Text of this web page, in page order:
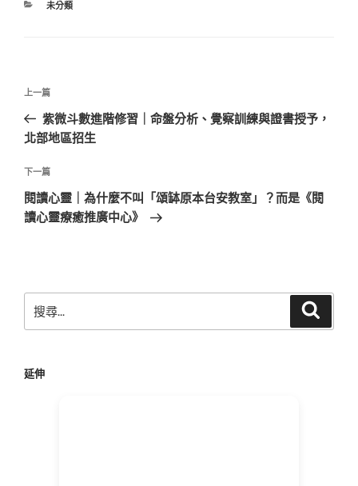
分
未分類
文
導
覽
上
一
篇
章
上一篇
紫微斗數進階修習｜命盤分析、覺察訓練與證書授予，
北部地區招生
下
一
篇
下一篇
閱讀心靈｜為什麼不叫「頌缽原本台安教室」？而是《閱
讀心靈療癒推廣中心》
尋
字:
延伸